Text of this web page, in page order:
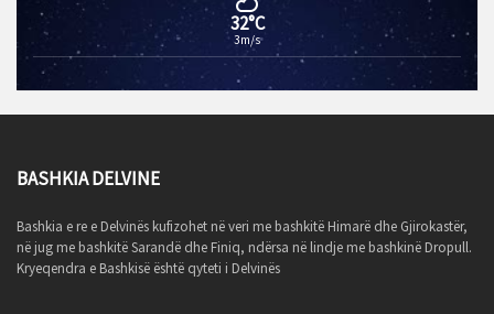
32°C
3m/s
BASHKIA DELVINE
Bashkia e re e Delvinës kufizohet në veri me bashkitë Himarë dhe Gjirokastër,
në jug me bashkitë Sarandë dhe Finiq, ndërsa në lindje me bashkinë Dropull.
Kryeqendra e Bashkisë është qyteti i Delvinës